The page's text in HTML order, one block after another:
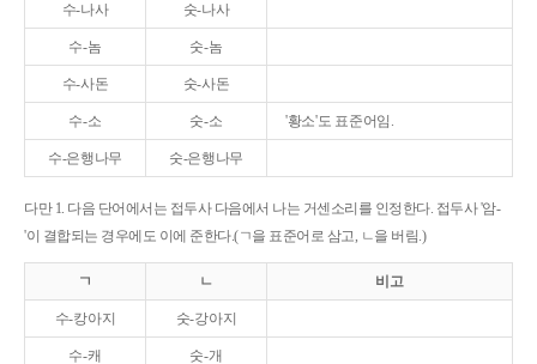
수-나사 숫-나사
수-놈 숫-놈
수-사돈 숫-사돈
수-소 숫-소 '황소'도 표준어임.
수-은행나무 숫-은행나무
다만 1. 다음 단어에서는 접두사 다음에서 나는 거센소리를 인정한다. 접두사 '암-
'이 결합되는 경우에도 이에 준한다.(ㄱ을 표준어로 삼고, ㄴ을 버림.)
ㄱ ㄴ 비고
수-캉아지 숫-강아지
수-캐 숫-개